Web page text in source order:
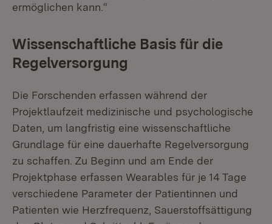
ermöglichen kann.“
Wissenschaftliche Basis für die
Regelversorgung
Die Forschenden erfassen während der
Projektlaufzeit medizinische und psychologische
Daten, um langfristig eine wissenschaftliche
Grundlage für eine dauerhafte Regelversorgung
zu schaffen. Zu Beginn und am Ende der
Projektphase erfassen Wearables für je 14 Tage
verschiedene Parameter der Patientinnen und
Patienten wie Herzfrequenz, Sauerstoffsättigung